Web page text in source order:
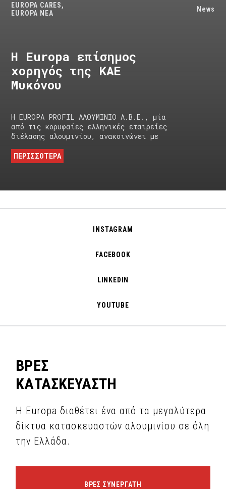
EUROPA CARES,
EUROPA NEA
News
Η Europa επίσημος
χορηγός της ΚΑΕ
Μυκόνου
Η EUROPA PROFIL ΑΛΟΥΜΙΝΙΟ Α.Β.Ε., μία
από τις κορυφαίες ελληνικές εταιρείες
διέλασης αλουμινίου, ανακοινώνει με
ΠΕΡΙΣΣΟΤΕΡΑ
INSTAGRAM
FACEBOOK
LINKEDIN
YOUTUBE
ΒΡΕΣ
ΚΑΤΑΣΚΕΥΑΣΤΗ
Η Europa διαθέτει ένα από τα μεγαλύτερα
δίκτυα κατασκευαστών αλουμινίου σε όλη
την Ελλάδα.
ΒΡΕΣ ΣΥΝΕΡΓΑΤΗ